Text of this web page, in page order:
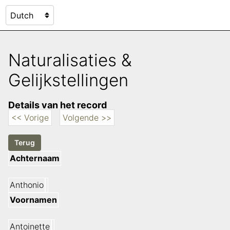
Naturalisaties &
Gelijkstellingen
Details van het record
<< Vorige Volgende >>
Achternaam
Anthonio
Voornamen
Antoinette